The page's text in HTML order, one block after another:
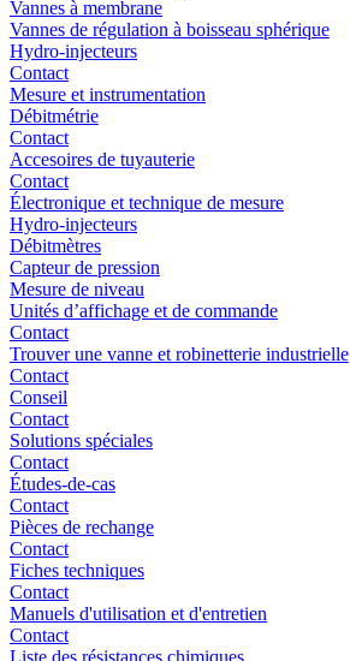
Vannes à membrane
Vannes de régulation à boisseau sphérique
Hydro-injecteurs
Contact
Mesure et instrumentation
Débitmétrie
Contact
Accesoires de tuyauterie
Contact
Électronique et technique de mesure
Hydro-injecteurs
Débitmètres
Capteur de pression
Mesure de niveau
Unités d’affichage et de commande
Contact
Trouver une vanne et robinetterie industrielle
Contact
Conseil
Contact
Solutions spéciales
Contact
Études-de-cas
Contact
Pièces de rechange
Contact
Fiches techniques
Contact
Manuels d'utilisation et d'entretien
Contact